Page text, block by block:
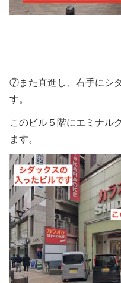
⑦また直進し、右手にシ
す。
このビル５階にエミナル
ます。